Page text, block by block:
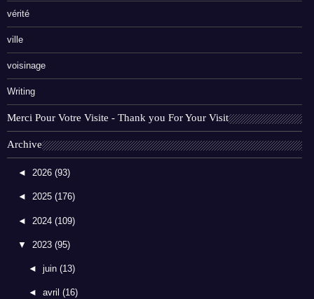
vérité
ville
voisinage
Writing
Merci Pour Votre Visite - Thank you For Your Visit
Archive
◄ 2026 (93)
◄ 2025 (176)
◄ 2024 (109)
▼ 2023 (95)
◄juin(13)
◄avril(16)